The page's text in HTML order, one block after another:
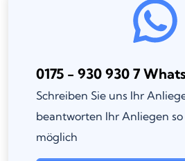
0175 - 930 930 7
Schreiben Sie uns Ihr
beantworten Ihr Anliegen
möglich